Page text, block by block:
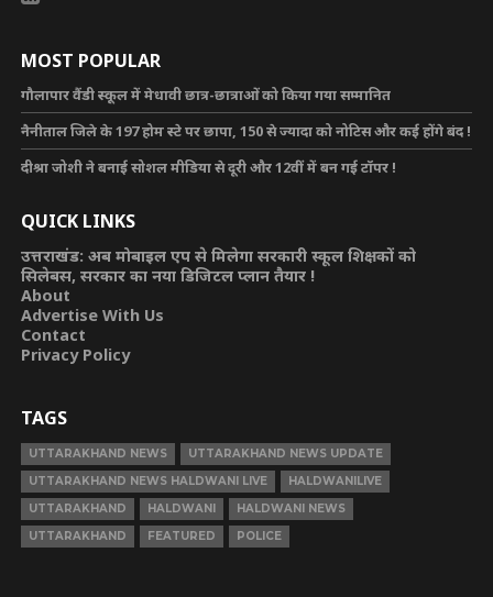
MOST POPULAR
गौलापार वैंडी स्कूल में मेधावी छात्र-छात्राओं को किया गया सम्मानित
नैनीताल जिले के 197 होम स्टे पर छापा, 150 से ज्यादा को नोटिस और कई होंगे बंद !
दीश्रा जोशी ने बनाई सोशल मीडिया से दूरी और 12वीं में बन गई टॉपर !
QUICK LINKS
उत्तराखंड: अब मोबाइल एप से मिलेगा सरकारी स्कूल शिक्षकों को
सिलेबस, सरकार का नया डिजिटल प्लान तैयार !
About
Advertise With Us
Contact
Privacy Policy
TAGS
UTTARAKHAND NEWS
UTTARAKHAND NEWS UPDATE
UTTARAKHAND NEWS HALDWANI LIVE
HALDWANILIVE
UTTARAKHAND
HALDWANI
HALDWANI NEWS
UTTARAKHAND
FEATURED POLICE